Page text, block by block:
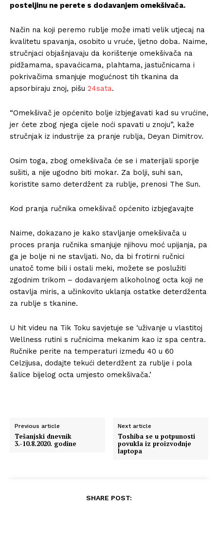
posteljinu ne perete s dodavanjem omekšivača.
Način na koji peremo rublje može imati velik utjecaj na
kvalitetu spavanja, osobito u vruće, ljetno doba. Naime,
stručnjaci objašnjavaju da korištenje omekšivača na
pidžamama, spavaćicama, plahtama, jastučnicama i
pokrivačima smanjuje mogućnost tih tkanina da
apsorbiraju znoj, pišu 24sata.
“Omekšivač je općenito bolje izbjegavati kad su vrućine,
jer ćete zbog njega cijele noći spavati u znoju”, kaže
stručnjak iz industrije za pranje rublja, Deyan Dimitrov.
Osim toga, zbog omekšivača će se i materijali sporije
sušiti, a nije ugodno biti mokar. Za bolji, suhi san,
koristite samo deterdžent za rublje, prenosi The Sun.
Kod pranja ručnika omekšivač općenito izbjegavajte
Naime, dokazano je kako stavljanje omekšivača u
proces pranja ručnika smanjuje njihovu moć upijanja, pa
ga je bolje ni ne stavljati. No, da bi frotirni ručnici
unatoč tome bili i ostali meki, možete se poslužiti
zgodnim trikom – dodavanjem alkoholnog octa koji ne
ostavlja miris, a učinkovito uklanja ostatke deterdženta
za rublje s tkanine.
U hit videu na Tik Toku savjetuje se ‘uživanje u vlastitoj
Wellness rutini s ručnicima mekanim kao iz spa centra.
Ručnike perite na temperaturi između 40 u 60
Celzijusa, dodajte tekući deterdžent za rublje i pola
šalice bijelog octa umjesto omekšivača.’
Previous article
Tešanjski dnevnik
3.-10.8.2020. godine
Next article
Toshiba se u potpunosti
povukla iz proizvodnje
laptopa
SHARE POST: